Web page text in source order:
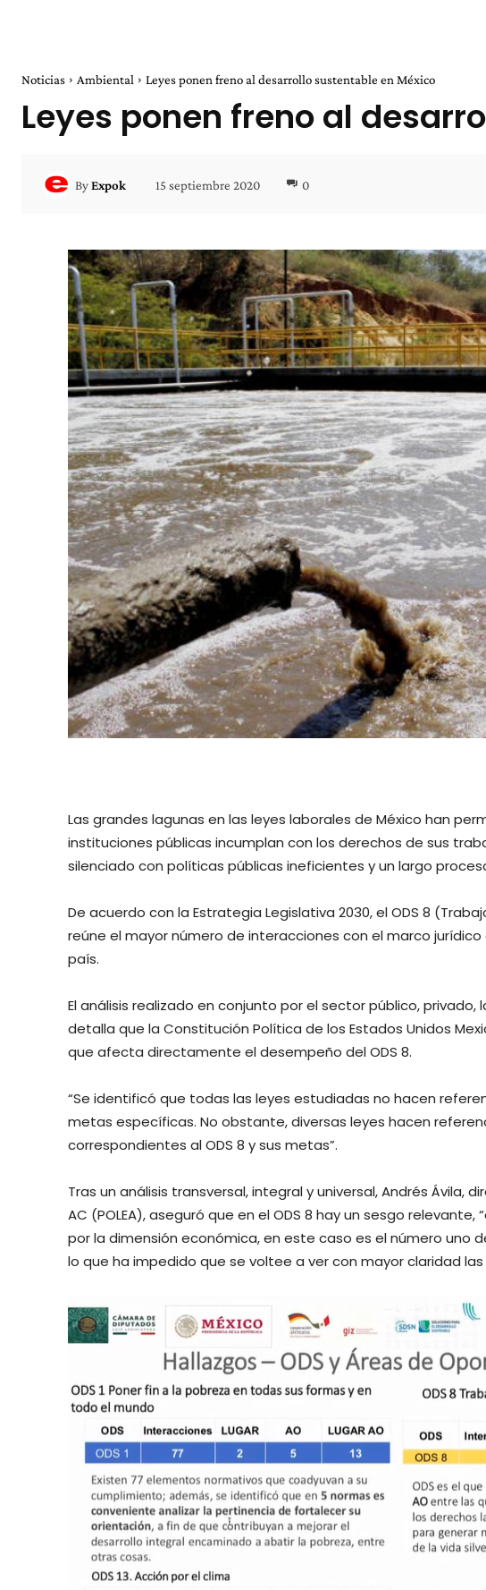
Noticias Ambiental Leyes ponen freno al desarrollo sustentable en México
Leyes ponen freno al
ByExpok 15 septiembre 2020 0
Las grandes lagunas en las leyes laborales de México han
instituciones públicas incumplan con los derechos de sus
silenciado con políticas públicas ineficientes y un largo
De acuerdo con la Estrategia Legislativa 2030, el ODS 8
reúne el mayor número de interacciones con el marco jurídico
país.
El análisis realizado en conjunto por el sector público,
detalla que la Constitución Política de los Estados Unidos
que afecta directamente el desempeño del ODS 8.
“Se identificó que todas las leyes estudiadas no hacen
metas específicas. No obstante, diversas leyes hacen
correspondientes al ODS 8 y sus metas”.
Tras un análisis transversal, integral y universal, Andrés Ávila,
AC (POLEA), aseguró que en el ODS 8 hay un sesgo
por la dimensión económica, en este caso es el número uno
lo que ha impedido que se voltee a ver con mayor claridad